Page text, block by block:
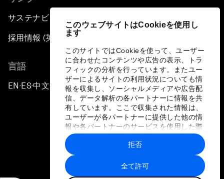
このウェブサイトはCookieを使用し
ます
このサイトではCookieを使って、ユーザー
に合わせたコンテンツや広告の表示、トラ
フィックの分析を行っています。またユー
ザーによるサイトの利用状況についても情
報を収集し、ソーシャルメディアや広告配
信、データ解析の各パートナーに情報を共
有しています。ここで収集された情報は、
ユーザーが各パートナーに提供した他の情
報や各パートナーのサービスを使用した際
に収集された情報と組み合わされ、各パー
トナーによって使用されることがありま
す。
全て許可
拒否
サステナビリティへの取り組み
採用情報 (英語のみ)
言語
EN ▪ ES▪中文▪ 日本語
プライバシーポリシーと利用規約
サイトマップ